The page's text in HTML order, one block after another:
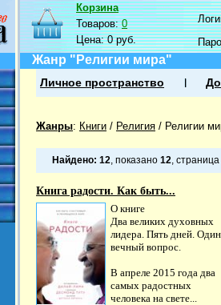
Корзина
Товаров:0
Цена:0 руб.
Жанр "Религии мира"
Личное пространство
Жанры: Книги / Религия / Религии
Найдено: 12, показано 12, страница
Книга радости. Как быть...
О книге
Два великих духовных
лидера. Пять дней. Один
вечный вопрос.
В апреле 2015 года два
самых радостных
человека на свете...